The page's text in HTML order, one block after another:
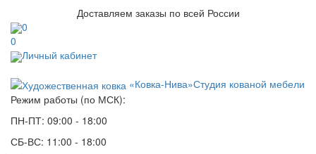
Доставляем заказы по всей России
0
0
Личный кабинет
«Ковка-Нива»Студия кованой мебели
Режим работы (по МСК):
ПН-ПТ: 09:00 - 18:00
СБ-ВС: 11:00 - 18:00